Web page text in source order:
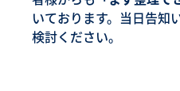
いております。当日告知
検討ください。